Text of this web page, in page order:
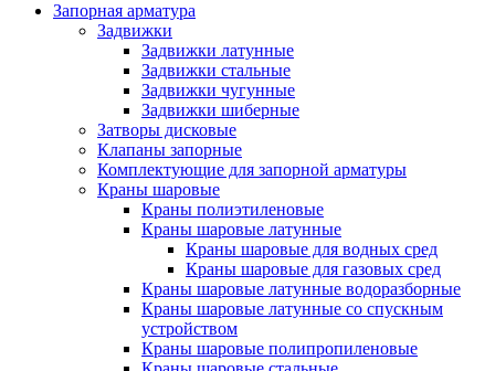
Запорная арматура
Задвижки
Задвижки латунные
Задвижки стальные
Задвижки чугунные
Задвижки шиберные
Затворы дисковые
Клапаны запорные
Комплектующие для запорной арматуры
Краны шаровые
Краны полиэтиленовые
Краны шаровые латунные
Краны шаровые для водных сред
Краны шаровые для газовых сред
Краны шаровые латунные водоразборные
Краны шаровые латунные со спускным
устройством
Краны шаровые полипропиленовые